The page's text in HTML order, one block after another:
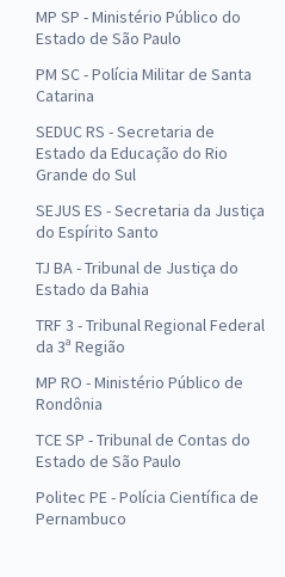
MP SP - Ministério Público do
Estado de São Paulo
PM SC - Polícia Militar de Santa
Catarina
SEDUC RS - Secretaria de
Estado da Educação do Rio
Grande do Sul
SEJUS ES - Secretaria da Justiça
do Espírito Santo
TJ BA - Tribunal de Justiça do
Estado da Bahia
TRF 3 - Tribunal Regional Federal
da 3ª Região
MP RO - Ministério Público de
Rondônia
TCE SP - Tribunal de Contas do
Estado de São Paulo
Politec PE - Polícia Científica de
Pernambuco